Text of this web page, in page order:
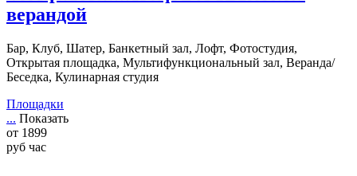
верандой
Бар, Клуб, Шатер, Банкетный зал, Лофт, Фотостудия,
Открытая площадка, Мультифункциональный зал, Веранда/
Беседка, Кулинарная студия
Площадки
... Показать
от 1899
руб час